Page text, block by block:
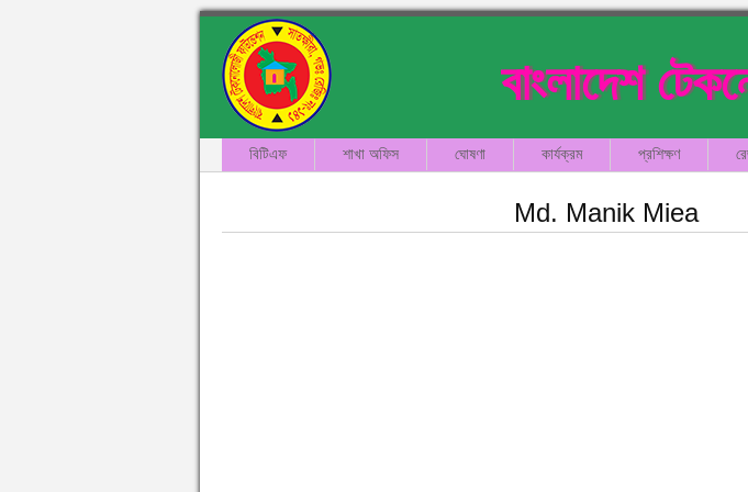
বাংলাদেশ
বিটিএফ শাখা অফিস ঘোষণা কার্যক্রম প্রশিক্ষণ
Md. Manik Miea